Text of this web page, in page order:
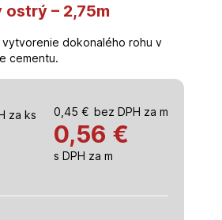
ostrý – 2,75m
vytvorenie dokonalého rohu v
cementu.
za ks 0,45 € bez DPH za m
0,56 €
s DPH za m